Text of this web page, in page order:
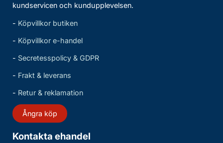
kundservicen och kundupplevelsen.
- Köpvillkor butiken
- Köpvillkor e-handel
- Secretesspolicy & GDPR
- Frakt & leverans
- Retur & reklamation
Ångra köp
Kontakta ehandel